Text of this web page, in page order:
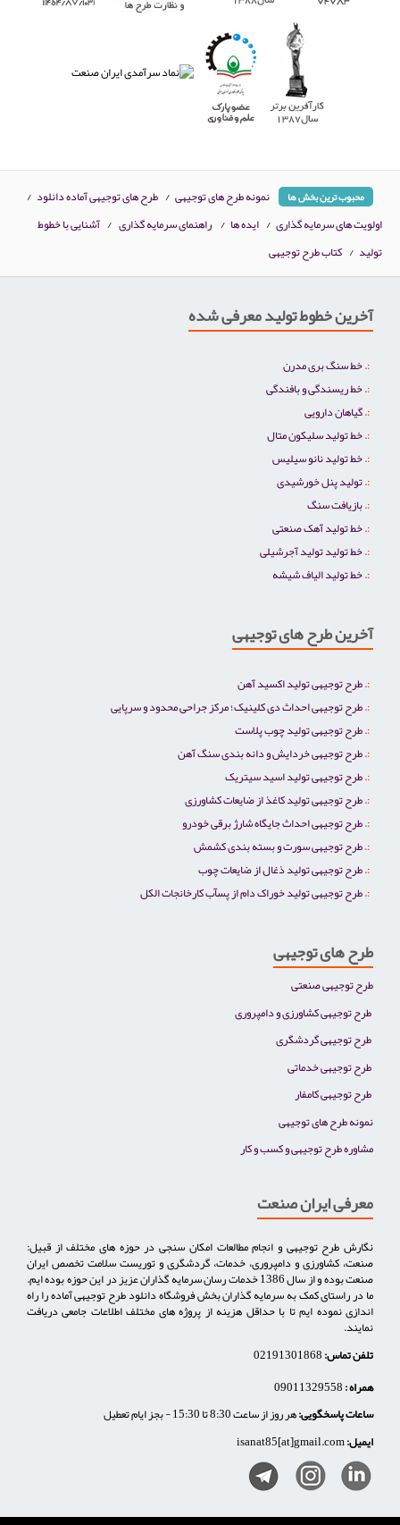
محبوب ترین بخش ها نمونه طرح های توجیهی / طرح های توجیهی آماده دانلود /
اولویت های سرمایه گذاری / ایده ها / راهنمای سرمایه گذاری / آشنایی با خطوط
تولید / کتاب طرح توجیهی
آخرین خطوط تولید معرفی شده
خط سنگ بری مدرن
خط ریسندگی و بافندگی
گیاهان دارویی
خط تولید سلیکون متال
خط تولید نانو سیلیس
تولید پنل خورشیدی
بازیافت سنگ
خط تولید آهک صنعتی
خط تولید تولید آجرشیلی
خط تولید الیاف شیشه
آخرین طرح های توجیهی
طرح توجیهی تولید اکسید آهن
طرح توجیهی احداث دی کلینیک؛ مرکز جراحی محدود و سرپایی
طرح توجیهی تولید چوب پلاست
طرح توجیهی خردایش و دانه بندی سنگ آهن
طرح توجیهی تولید اسید سیتریک
طرح توجیهی تولید کاغذ از ضایعات کشاورزی
طرح توجیهی احداث جایگاه شارژ برقی خودرو
طرح توجیهی سورت و بسته بندی کشمش
طرح توجیهی تولید ذغال از ضایعات چوب
طرح توجیهی تولید خوراک دام از پسآب کارخانجات الکل
طرح های توجیهی
طرح توجیهی صنعتی
طرح توجیهی کشاورزی و دامپروری
طرح توجیهی گردشگری
طرح توجیهی خدماتی
طرح توجیهی کامفار
نمونه طرح های توجیهی
مشاوره طرح توجیهی و کسب و کار
معرفی ایران صنعت
نگارش طرح توجیهی و انجام مطالعات امکان سنجی در حوزه های مختلف از قبیل:
صنعت، کشاورزی و دامپروری، خدمات، گردشگری و توریست سلامت تخصص ایران
صنعت بوده و از سال 1386 خدمات رسان سرمایه گذاران عزیز در این حوزه بوده ایم.
ما در راستای کمک به سرمایه گذاران بخش فروشگاه دانلود طرح توجیهی آماده را راه
اندازی نموده ایم تا با حداقل هزینه از پروژه های مختلف اطلاعات جامعی دریافت
نمایند.
تلفن تماس:
همراه :
ساعات پاسخگویی:هر روز از ساعت 8:30 تا 15:30 - بجز ایام تعطیل
ایمیل: